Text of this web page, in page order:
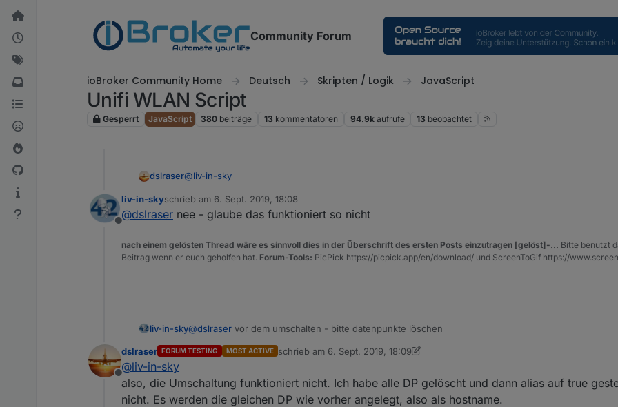
Weiter zum Inhalt
Community Forum
ioBroker Community Home Deutsch Skripten / Logik JavaScript
Unifi WLAN Script
Gesperrt JavaScript 380 beiträge 13 kommentatoren 94.9k aufrufe 13 beobachtet
dslraser@liv-in-sky
okay
Offline
liv-in-skyschrieb am 6. Sept. 2019, 18:08
zuletzt editiert von
@dslraser nee - glaube das funktioniert so nicht
nach einem gelösten Thread wäre es sinnvoll dies in der Überschrift des ersten Posts einzutragen [gelöst]-... Bitte benutzt
Beitrag wenn er euch geholfen hat. Forum-Tools: PicPick https://picpick.app/en/download/ und ScreenToGif https://
liv-in-sky@dslraser vor dem umschalten - bitte datenpunkte löschen
Offline
dslraser FORUM TESTING MOST ACTIVE schrieb am 6. Sept. 2019, 18:09
zuletzt editiert von dslraser9. Juni 2019, 20:10
@liv-in-sky
also, die Umschaltung funktioniert nicht. Ich habe alle DP gelöscht und dann alias auf true
nicht. Es werden die gleichen DP wie vorher angelegt, also als hostname.